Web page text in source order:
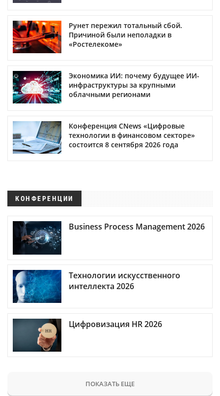
Рунет пережил тотальный сбой.
Причиной были неполадки в
«Ростелекоме»
Экономика ИИ: почему будущее ИИ-
инфраструктуры за крупными
облачными регионами
Конференция CNews «Цифровые
технологии в финансовом секторе»
состоится 8 сентября 2026 года
КОНФЕРЕНЦИИ
Business Process Management 2026
Технологии искусственного
интеллекта 2026
Цифровизация HR 2026
ПОКАЗАТЬ ЕЩЕ